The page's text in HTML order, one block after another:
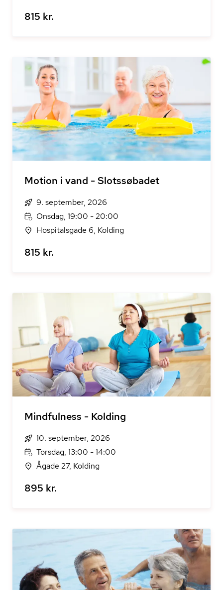
815 kr.
Motion i vand - Slotssøbadet
9. september, 2026
Onsdag, 19:00 - 20:00
Hospitalsgade 6, Kolding
815 kr.
Mindfulness - Kolding
10. september, 2026
Torsdag, 13:00 - 14:00
Ågade 27, Kolding
895 kr.